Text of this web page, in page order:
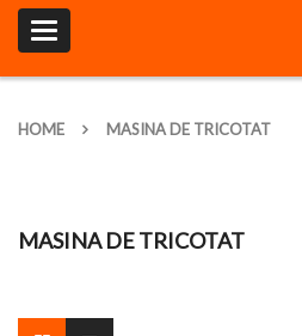
Toggle
navigation
HOME MASINA DE TRICOTAT
MASINA DE TRICOTAT